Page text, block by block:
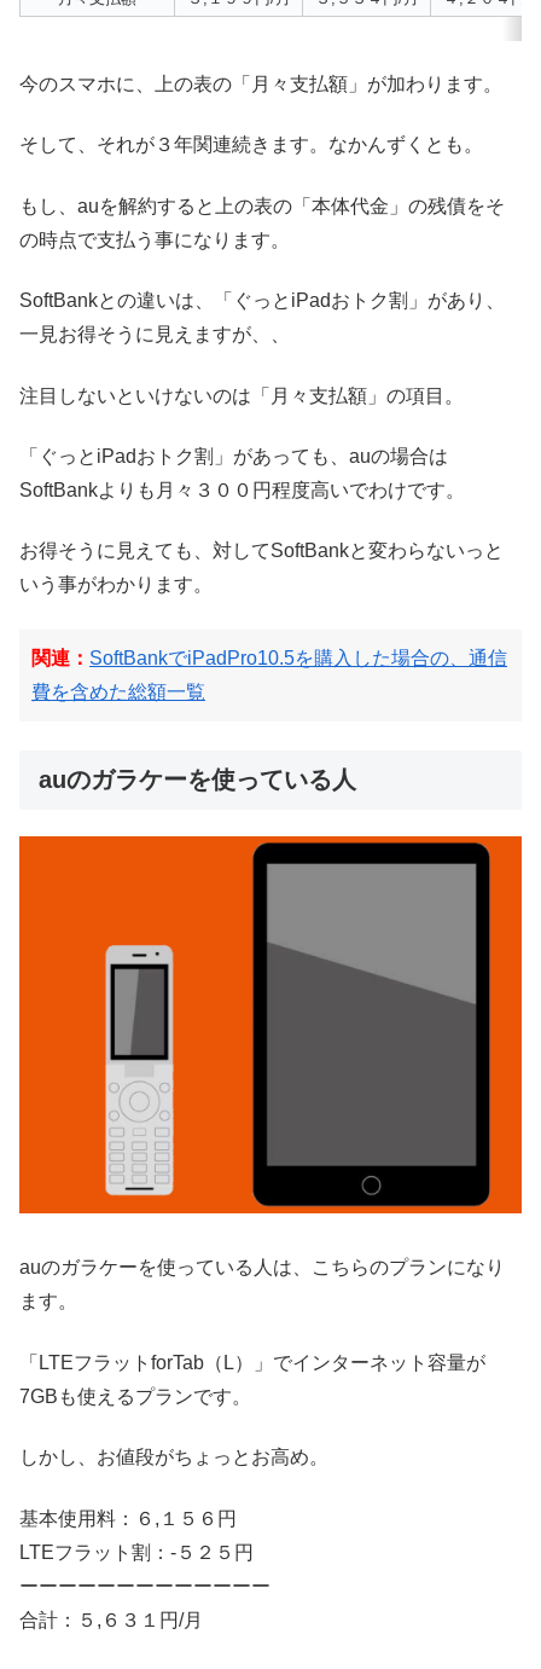
今のスマホに、上の表の「月々支払額」が加わります。
そして、それが３年関連続きます。なかんずくとも。
もし、auを解約すると上の表の「本体代金」の残債をそ
の時点で支払う事になります。
SoftBankとの違いは、「ぐっとiPadおトク割」があり、
一見お得そうに見えますが、、
注目しないといけないのは「月々支払額」の項目。
「ぐっとiPadおトク割」があっても、auの場合は
SoftBankよりも月々３００円程度高いでわけです。
お得そうに見えても、対してSoftBankと変わらないっと
いう事がわかります。
関連： SoftBankでiPadPro10.5を購入した場合の、通信
費を含めた総額一覧
auのガラケーを使っている人
auのガラケーを使っている人は、こちらのプランになり
ます。
「LTEフラットforTab（L）」でインターネット容量が
7GBも使えるプランです。
しかし、お値段がちょっとお高め。
基本使用料：６,１５６円
LTEフラット割：-５２５円
ーーーーーーーーーーーーー
合計：５,６３１円/月